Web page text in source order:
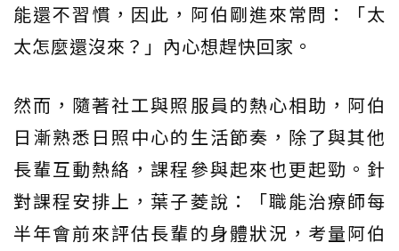
能還不習慣，因此，阿伯剛進來常問：「太
太怎麼還沒來？」內心想趕快回家。
然而，隨著社工與照服員的熱心相助，阿伯
日漸熟悉日照中心的生活節奏，除了與其他
長輩互動熱絡，課程參與起來也更起勁。針
對課程安排上，葉子菱說：「職能治療師每
半年會前來評估長輩的身體狀況，考量阿伯